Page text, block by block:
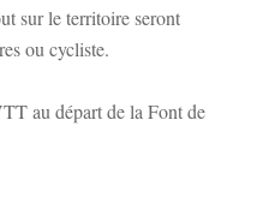
sur le territoire seront
ou cycliste.
au départ de la Font de